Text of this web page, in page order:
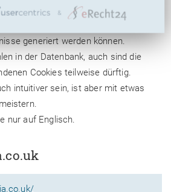
dass die Datenbank stetig erweitert
generiert werden können.
in der Datenbank, auch sind die
Cookies teilweise dürftig.
intuitiver sein, ist aber mit etwas
nur auf Englisch.
&